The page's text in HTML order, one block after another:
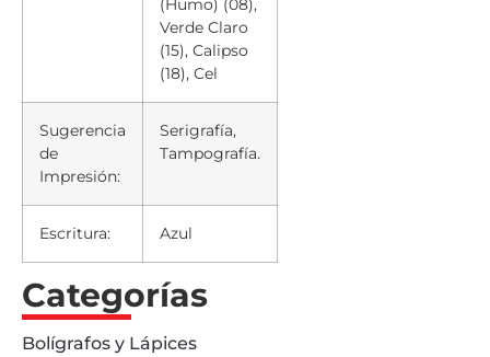
(Humo) (08),
Verde Claro
(15), Calipso
(18), Cel
Sugerencia
de
Impresión:
Serigrafía,
Tampografía.
Escritura: Azul
Categorías
Bolígrafos y Lápices